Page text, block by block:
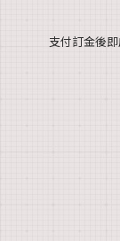
支付訂金後